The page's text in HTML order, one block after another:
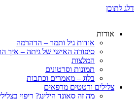
דלג לתוכן
אודות
אודות גיל ותמר – הדהרמה
סיפורה האישי של גיתה – איך
המלצות
תמונות וסרטונים
בלוג – מאמרים וכתבות
צלילים ורטטים מרפאים
מה זה סאונד הילינג? ריפוי